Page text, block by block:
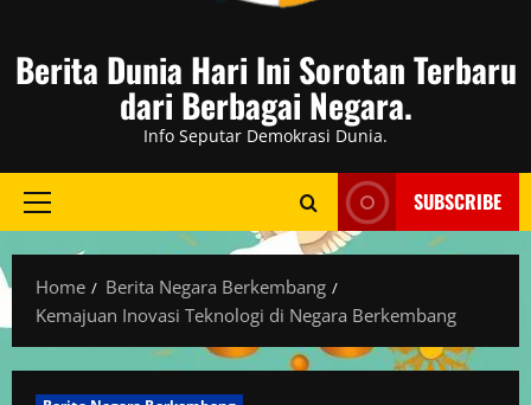
Berita Dunia Hari Ini Sorotan Terbaru
dari Berbagai Negara.
Info Seputar Demokrasi Dunia.
Primary
SUBSCRIBE
Home
Berita Negara Berkembang
Kemajuan Inovasi Teknologi di Negara Berkembang